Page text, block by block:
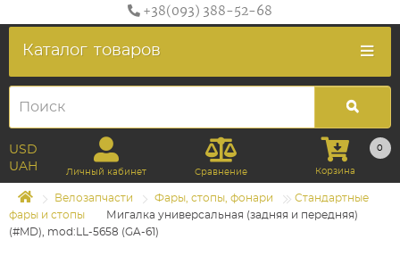
+38(093) 388-52-68
Каталог товаров
USD
UAH
Личный кабинет Сравнение
0
Корзина
Велозапчасти Фары, стопы, фонари
Стандартные
фары и стопы
Мигалка универсальная (задняя и передняя)
(#MD), mod:LL-5658 (GA-61)